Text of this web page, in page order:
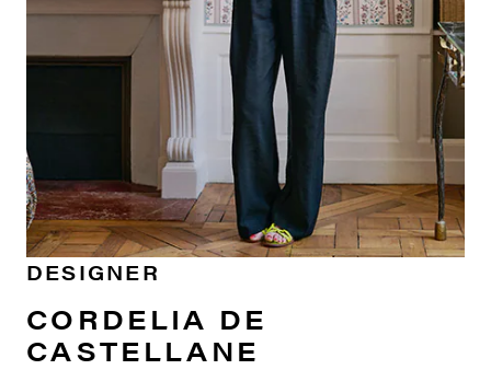
DESIGNER
CORDELIA DE
CASTELLANE